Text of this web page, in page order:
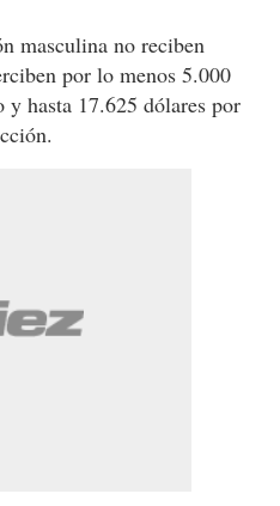
masculina no reciben
por lo menos 5.000
hasta 17.625 dólares por